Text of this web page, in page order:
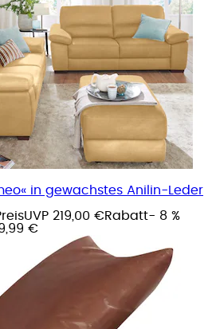
in gewachstes Anilin-Leder
UVP 219,00 €Rabatt- 8 %
€